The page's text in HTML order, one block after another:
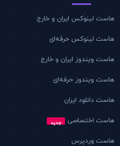
هاست لینوکس ایران و خارج
هاست لینوکس حرفه‌ای
هاست ویندوز ایران و خارج
هاست ویندوز حرفه‌ای
هاست دانلود ایران
هاست اختصاصی جدید
هاست وردپرس